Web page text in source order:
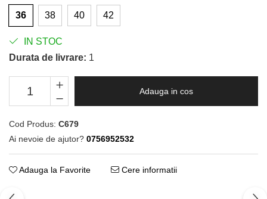
36 38 40 42
IN STOC
Durata de livrare: 1
Adauga in cos
Cod Produs: C679
Ai nevoie de ajutor? 0756952532
Adauga la Favorite Cere informatii